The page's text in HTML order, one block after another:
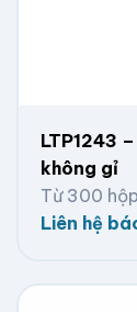
LTP1243
không gỉ
Từ 300 hộp
Liên hệ